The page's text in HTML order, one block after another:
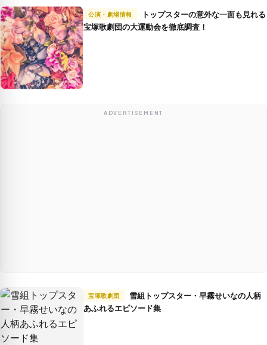
公演・劇場情報
宝塚歌劇団の大運動会を徹底調査！
ADVERTISEMENT
宝塚歌劇団
あふれるエピソード集